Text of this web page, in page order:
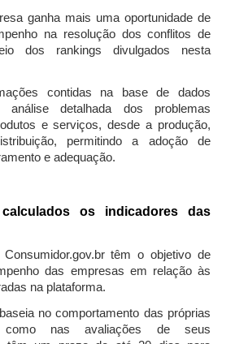
ganha mais uma oportunidade de
na resolução dos conflitos de
dos rankings divulgados nesta
contidas na base de dados
análise detalhada dos problemas
e serviços, desde a produção,
permitindo a adoção de
e adequação.
os indicadores das
têm o objetivo de
das empresas em relação às
na plataforma.
no comportamento das próprias
como nas avaliações de seus